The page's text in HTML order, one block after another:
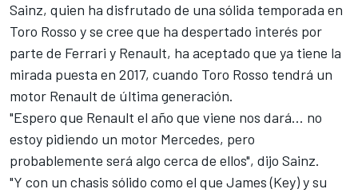
Sainz, quien ha disfrutado de una sólida temporada en
Toro Rosso y se cree que ha despertado interés por
parte de Ferrari y Renault, ha aceptado que ya tiene la
mirada puesta en 2017, cuando Toro Rosso tendrá un
motor Renault de última generación.
"Espero que Renault el año que viene nos dará... no
estoy pidiendo un motor Mercedes, pero
probablemente será algo cerca de ellos", dijo Sainz.
"Y con un chasis sólido como el que James (Key) y su